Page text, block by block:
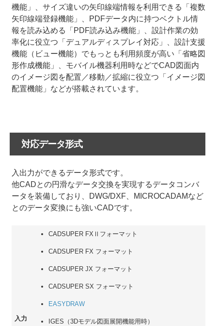
機能」、サイズ違いの矢印線端情報を利用できる「複数
矢印線端登録機能」、PDFデータ内に持つベクトル情
報を読み込める「PDF読み込み機能」、設計作業の効
率化に役立つ「デュアルディスプレイ対応」、設計支援
機能（ビュー機能）でもっとも利用頻度が高い「省略図
形作成機能」、モバイル機器利用時などでCAD図面内
のイメージ図を配置／移動／拡縮に役立つ「イメージ図
配置機能」などが搭載されています。
対応データ形式
入出力ができるデータ形式です。
他CADとの円滑なデータ交換を実現するデータコンバ
ータを装備しており、DWG/DXF、MICROCADAMなど
とのデータ変換にも強いCADです。
入力
CADSUPER FXⅡフォーマット
CADSUPER FX フォーマット
CADSUPER JX フォーマット
CADSUPER SX フォーマット
EASYDRAW
IGES（3Dモデル図面展開機能用時）